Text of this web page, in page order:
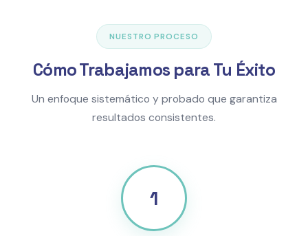
NUESTRO PROCESO
Cómo Trabajamos para Tu Éxito
Un enfoque sistemático y probado que garantiza
resultados consistentes.
1